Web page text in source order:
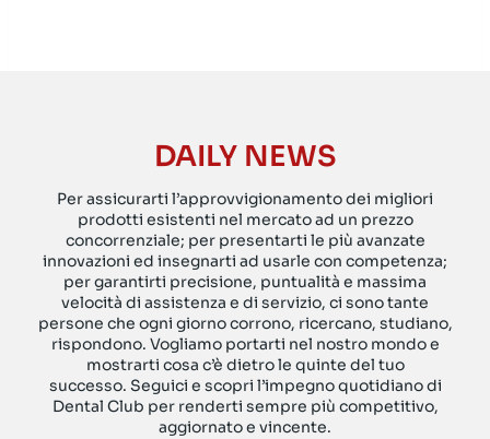
DAILY NEWS
Per assicurarti l’approvvigionamento dei migliori
prodotti esistenti nel mercato ad un prezzo
concorrenziale; per presentarti le più avanzate
innovazioni ed insegnarti ad usarle con competenza;
per garantirti precisione, puntualità e massima
velocità di assistenza e di servizio, ci sono tante
persone che ogni giorno corrono, ricercano, studiano,
rispondono. Vogliamo portarti nel nostro mondo e
mostrarti cosa c’è dietro le quinte del tuo
successo. Seguici e scopri l’impegno quotidiano di
Dental Club per renderti sempre più competitivo,
aggiornato e vincente.